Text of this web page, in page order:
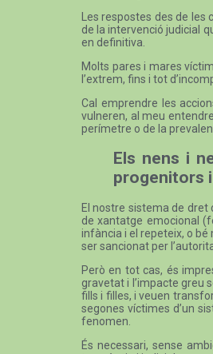
Les respostes des de
de la intervenció judicial
en definitiva.
Molts pares i mares
l’extrem, fins i tot
Cal emprendre les
vulneren, al meu
perímetre o de la
Els nens i
progenitors
El nostre sistema de dret
de xantatge emocional
infància i el repeteix, o
ser sancionat per
Però en tot cas, és
gravetat i l’impacte greu
fills i filles, i veuen
segones víctimes d’un
fenomen.
És necessari, sense